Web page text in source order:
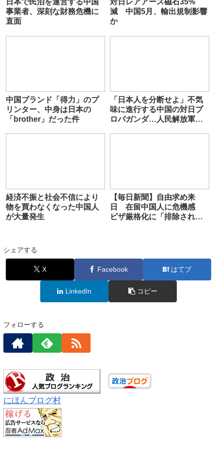
日本で民泊を運営する中国
事業者、深刻な財務危機に
直面
対日レアアース磁石35%
減 中国5月、輸出規制影響
か
中国ブランド「得力」のプ
リンター、中身は日本の
「brother」だった件
「日本人を分断せよ」不気
味に進行する中国の対日プ
ロパガンダ…人民解放軍・
経済不振と社会不信により
物を買わなくなった中国人
が大量発生
【毎日新聞】自由求め来
日 在留中国人に危機感
ビザ厳格化に「排除されて
シェアする
X Facebook はてブ
LinkedIn コピー
フォローする
にほんブログ村